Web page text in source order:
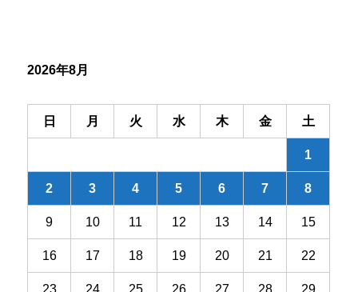
ン
2026年8月
日 月 火 水 木 金 土
1
2 3 4 5 6 7 8
9 10 11 12 13 14 15
16 17 18 19 20 21 22
23 24 25 26 27 28 29